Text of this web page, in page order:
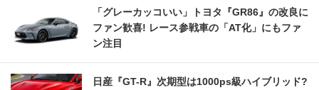
「グレーカッコいい」トヨタ『GR86』の改良に
ファン歓喜! レース参戦車の「AT化」にもファ
ン注目
日産『GT-R』次期型は1000ps級ハイブリッド?